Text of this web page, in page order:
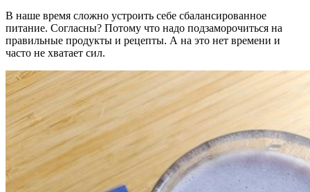
В наше время сложно устроить себе сбалансированное
питание. Согласны? Потому что надо подзаморочиться на
правильные продукты и рецепты. А на это нет времени и
часто не хватает сил.